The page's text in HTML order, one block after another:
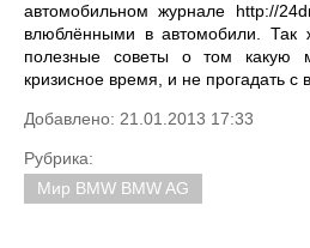
автомобильном журнале http://
влюблёнными в автомобили. Так
полезные советы о том какую
кризисное время, и не прогадать с
Добавлено: 21.01.2013 17:33
Рубрика:
Мир BMW BMW AG